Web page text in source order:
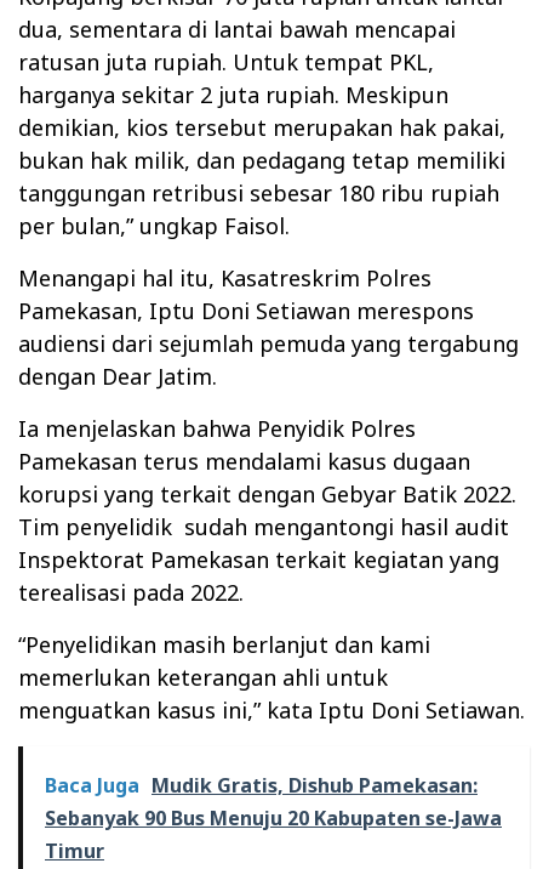
dua, sementara di lantai bawah mencapai
ratusan juta rupiah. Untuk tempat PKL,
harganya sekitar 2 juta rupiah. Meskipun
demikian, kios tersebut merupakan hak pakai,
bukan hak milik, dan pedagang tetap memiliki
tanggungan retribusi sebesar 180 ribu rupiah
per bulan,” ungkap Faisol.
Menangapi hal itu, Kasatreskrim Polres
Pamekasan, Iptu Doni Setiawan merespons
audiensi dari sejumlah pemuda yang tergabung
dengan Dear Jatim.
Ia menjelaskan bahwa Penyidik Polres
Pamekasan terus mendalami kasus dugaan
korupsi yang terkait dengan Gebyar Batik 2022.
Tim penyelidik sudah mengantongi hasil audit
Inspektorat Pamekasan terkait kegiatan yang
terealisasi pada 2022.
“Penyelidikan masih berlanjut dan kami
memerlukan keterangan ahli untuk
menguatkan kasus ini,” kata Iptu Doni Setiawan.
Baca Juga Mudik Gratis, Dishub Pamekasan:
Sebanyak 90 Bus Menuju 20 Kabupaten se-Jawa
Timur